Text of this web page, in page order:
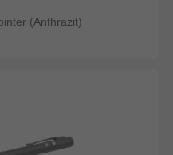
(Anthrazit)